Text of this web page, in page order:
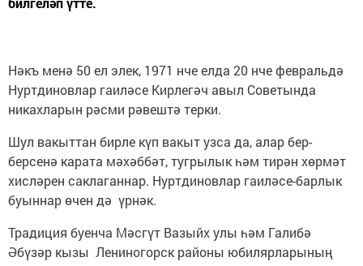
Нәкъ менә 50 ел элек, 1971 нче елда 20 нче февральдә
Нуртдиновлар гаиләсе Кирлегәч авыл Советында
никахларын рәсми рәвештә терки.
Шул вакыттан бирле күп вакыт узса да, алар бер-
берсенә карата мәхәббәт, тугрылык һәм тирән хөрмәт
хисләрен саклаганнар. Нуртдиновлар гаиләсе-барлык
буыннар өчен дә үрнәк.
Традиция буенча Мәсгүт Вазыйх улы һәм Галибә
Әбүзәр кызы Лениногорск районы юбилярларының